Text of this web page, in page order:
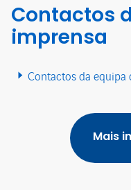
Contactos
imprensa
Contactos da equipa
Mais